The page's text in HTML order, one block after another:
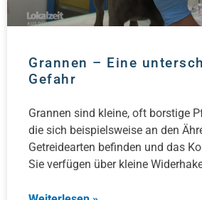
Grannen – Eine
Gefahr
Grannen sind kleine, oft borstige
die sich beispielsweise an den
Getreidearten befinden und das
Sie verfügen über kleine